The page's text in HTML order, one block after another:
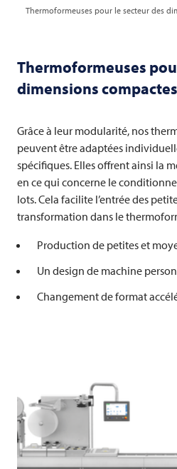
Thermoformeuses pour le secteur des
Thermoformeuses
dimensions compactes
Grâce à leur modularité, nos
peuvent être adaptées
spécifiques. Elles offrent ainsi la
en ce qui concerne le
lots. Cela facilite l’entrée des
transformation dans le
Production de petites et
Un design de machine
Changement de format